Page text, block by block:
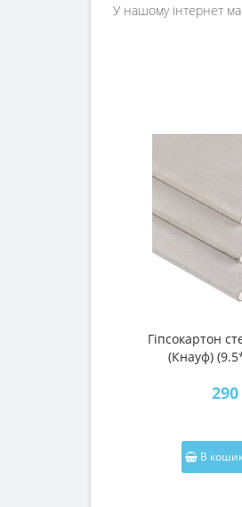
У нашому інтернет
Гіпсокартон
(Кнауф)
В